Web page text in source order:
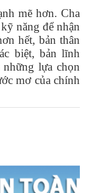
mẽ hơn. Cha
năng để nhận
hết, bản thân
biệt, bản lĩnh
lựa chọn
mơ của chính